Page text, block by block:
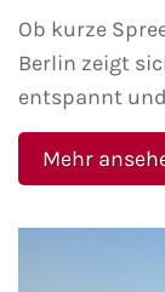
Flug
Ob kurze
Berlin zeigt
entspannt
Mehr